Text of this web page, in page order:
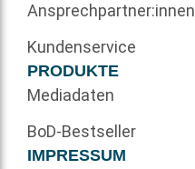
Ansprechpartner:innen
Kundenservice
PRODUKTE
Mediadaten
BoD-Bestseller
IMPRESSUM